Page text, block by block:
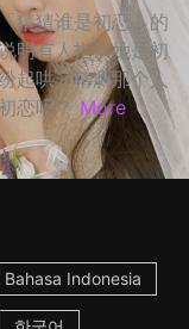
猜猜谁是初恋」的
明有人指认她是初
起哄，猜测那个人
恋吗？ More
Bahasa Indonesia